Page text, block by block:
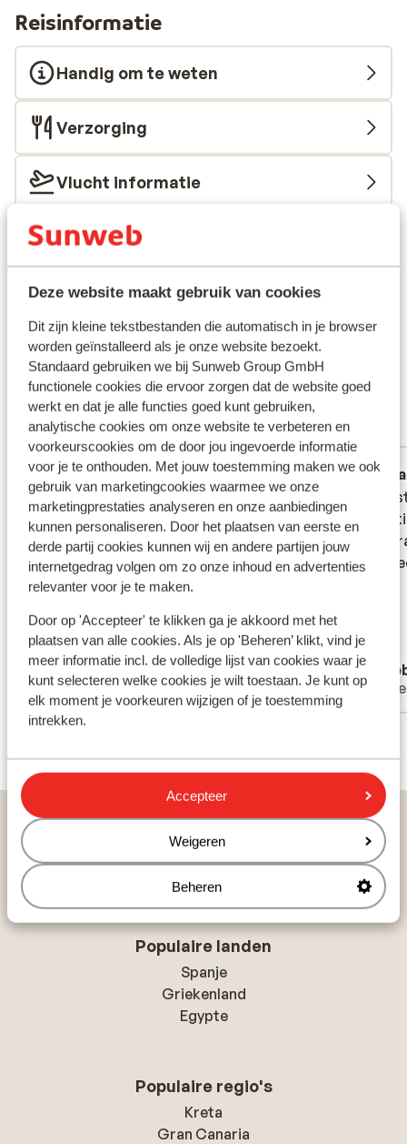
Deze website maakt gebruik van cookies
Dit zijn kleine tekstbestanden die automatisch in je browser
worden geïnstalleerd als je onze website bezoekt.
Standaard gebruiken we bij Sunweb Group GmbH
functionele cookies die ervoor zorgen dat de website goed
werkt en dat je alle functies goed kunt gebruiken,
analytische cookies om onze website te verbeteren en
voorkeurscookies om de door jou ingevoerde informatie
voor je te onthouden. Met jouw toestemming maken we ook
gebruik van marketingcookies waarmee we onze
marketingprestaties analyseren en onze aanbiedingen
kunnen personaliseren. Door het plaatsen van eerste en
derde partij cookies kunnen wij en andere partijen jouw
internetgedrag volgen om zo onze inhoud en advertenties
relevanter voor je te maken.
Door op 'Accepteer' te klikken ga je akkoord met het
plaatsen van alle cookies. Als je op 'Beheren’ klikt, vind je
meer informatie incl. de volledige lijst van cookies waar je
kunt selecteren welke cookies je wilt toestaan. Je kunt op
elk moment je voorkeuren wijzigen of je toestemming
intrekken.
Accepteer
Weigeren
Beheren
wat hoger en hierdoor heb je een adembenemend
uitzicht over de hele omgeving. Skiathos Palace heeft
een ruime keuze uit modern en fris ingerichte kamers.
De kamers bieden, na de volledige renovatie, een
elegante uitstraling met een mooi uitzicht. Service
staat bovenaan waardoor je ervan verzekerd bent dat
één ieder er alles aan zal doen om je de perfecte
vakantiebeleving te garanderen. Rondom het mooie
zwembad staan heerlijke ligbedden met parasols.
Onder de bomen kun je tijdens een warme dag de
schaduw opzoeken en een verfrissend drankje
bestellen bij de bar. Zoek een leuk plekje op het terras
en geniet van de heerlijke gerechten die de koks met
per dag vertrekt er een shuttlebusje naar Skiathos
Stad, je bent zo in het centrum en voor je het weet, loop
je door typisch Griekse straatjes op zoek naar een leuk
souvenir. Geniet van alles wat dit idyllische hotel te
bieden heeft met elkaar en kom als herboren terug.
Reisinformatie
Handig om te weten
Verzorging
Vlucht informatie
Duurzaam gecertificeerd
Wat gasten vinden
ervaring met ons product eerlijk weergeven.
Meer over beoordelingen
8.8 Fantastisch
9 ervaringen
Meest geboekt door met familie
9.0 Fantastisch
18 mei 2026
Wij hadden een executive kamer met
zeezicht geboekt, deze was perfect,
schoon, netjes, ruim, elke dag schone
handdoeken, geregeld schoon
beddengoed. Het hotel was geweldig,
er alles aan om het je naar de zin te maken.
We hadden half pension geboekt, goed
uitgebreid ontbijt en de warme maaltijden
waren afwisselend. Drankjes zijn duur.
Wij hadden een executive kamer met
zeezicht geboekt, deze was perfect,
schoon, netjes, ruim, elke dag schone
handdoeken, geregeld schoon
beddengoed. Het hotel was geweldig,
er alles aan om het je naar de zin te ma...
meer
Anoniem
Met partner
9.1
en
en
Home Vakantie Griekenland
Skiathos
Koukounaries
Hotel Skiathos Palace
Populaire landen
Spanje
Griekenland
Egypte
Populaire regio's
Kreta
Gran Canaria